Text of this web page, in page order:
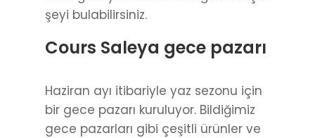
şeyi bulabilirsiniz.
Cours Saleya gece pazarı
Haziran ayı itibariyle yaz sezonu için
bir gece pazarı kuruluyor. Bildiğimiz
gece pazarları gibi çeşitli ürünler ve